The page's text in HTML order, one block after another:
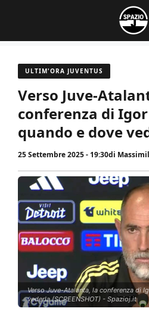
contenuto
ULTIM'ORA JUVENTUS
Verso Juve-
conferenza di
quando e dove
25 Settembre 2025 - 19:30di
Verso Juve-Atalanta, la conferenza di
vederla (SCREENSHOT) - Spazioj.it